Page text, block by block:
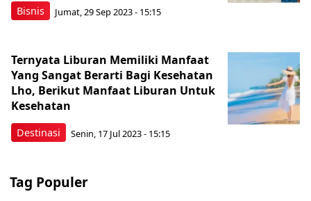
Bisnis Jumat, 29 Sep 2023 - 15:15
Destinasi
Ternyata Liburan Memiliki Manfaat
Yang Sangat Berarti Bagi Kesehatan
Lho, Berikut Manfaat Liburan Untuk
Kesehatan
Senin, 17 Jul 2023 - 15:15
Tag Populer